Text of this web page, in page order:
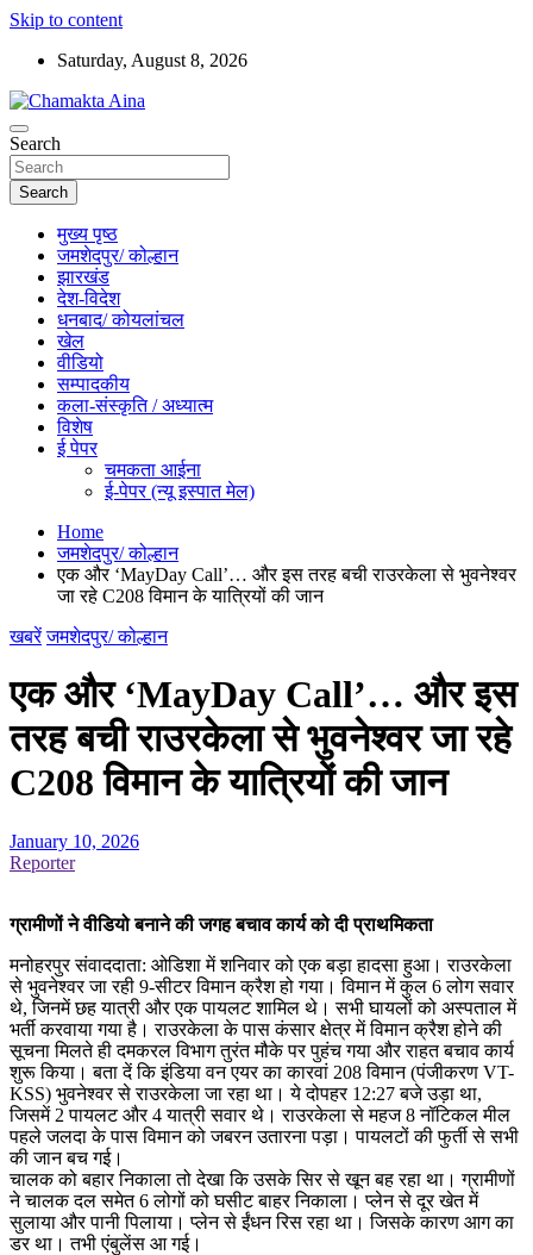
Skip to content
Saturday, August 8, 2026
Chamakta Aina
Hindi News Paper – Jharkhand
Search
Search
मुख्य पृष्ठ
जमशेदपुर/ कोल्हान
झारखंड
देश-विदेश
धनबाद/ कोयलांचल
खेल
वीडियो
सम्पादकीय
कला-संस्कृति / अध्यात्म
विशेष
ई पेपर
चमकता आईना
ई-पेपर (न्यू इस्पात मेल)
Home
जमशेदपुर/ कोल्हान
एक और ‘MayDay Call’… और इस तरह बची राउरकेला से भुवनेश्वर
जा रहे C208 विमान के यात्रियों की जान
खबरें जमशेदपुर/ कोल्हान
एक और ‘MayDay Call’… और इस
तरह बची राउरकेला से भुवनेश्वर जा रहे
C208 विमान के यात्रियों की जान
January 10, 2026
Reporter
ग्रामीणों ने वीडियो बनाने की जगह बचाव कार्य को दी प्राथमिकता
मनोहरपुर संवाददाता: ओडिशा में शनिवार को एक बड़ा हादसा हुआ। राउरकेला
से भुवनेश्वर जा रही 9-सीटर विमान क्रैश हो गया। विमान में कुल 6 लोग सवार
थे, जिनमें छह यात्री और एक पायलट शामिल थे। सभी घायलों को अस्पताल में
भर्ती करवाया गया है। राउरकेला के पास कंसार क्षेत्र में विमान क्रैश होने की
सूचना मिलते ही दमकरल विभाग तुरंत मौके पर पुहंच गया और राहत बचाव कार्य
शुरू किया। बता दें कि इंडिया वन एयर का कारवां 208 विमान (पंजीकरण VT-
KSS) भुवनेश्वर से राउरकेला जा रहा था। ये दोपहर 12:27 बजे उड़ा था,
जिसमें 2 पायलट और 4 यात्री सवार थे। राउरकेला से महज 8 नॉटिकल मील
पहले जलदा के पास विमान को जबरन उतारना पड़ा। पायलटों की फुर्ती से सभी
की जान बच गई।
चालक को बहार निकाला तो देखा कि उसके सिर से खून बह रहा था। ग्रामीणों
ने चालक दल समेत 6 लोगों को घसीट बाहर निकाला। प्लेन से दूर खेत में
सुलाया और पानी पिलाया। प्लेन से ईंधन रिस रहा था। जिसके कारण आग का
डर था। तभी एंबुलेंस आ गई।